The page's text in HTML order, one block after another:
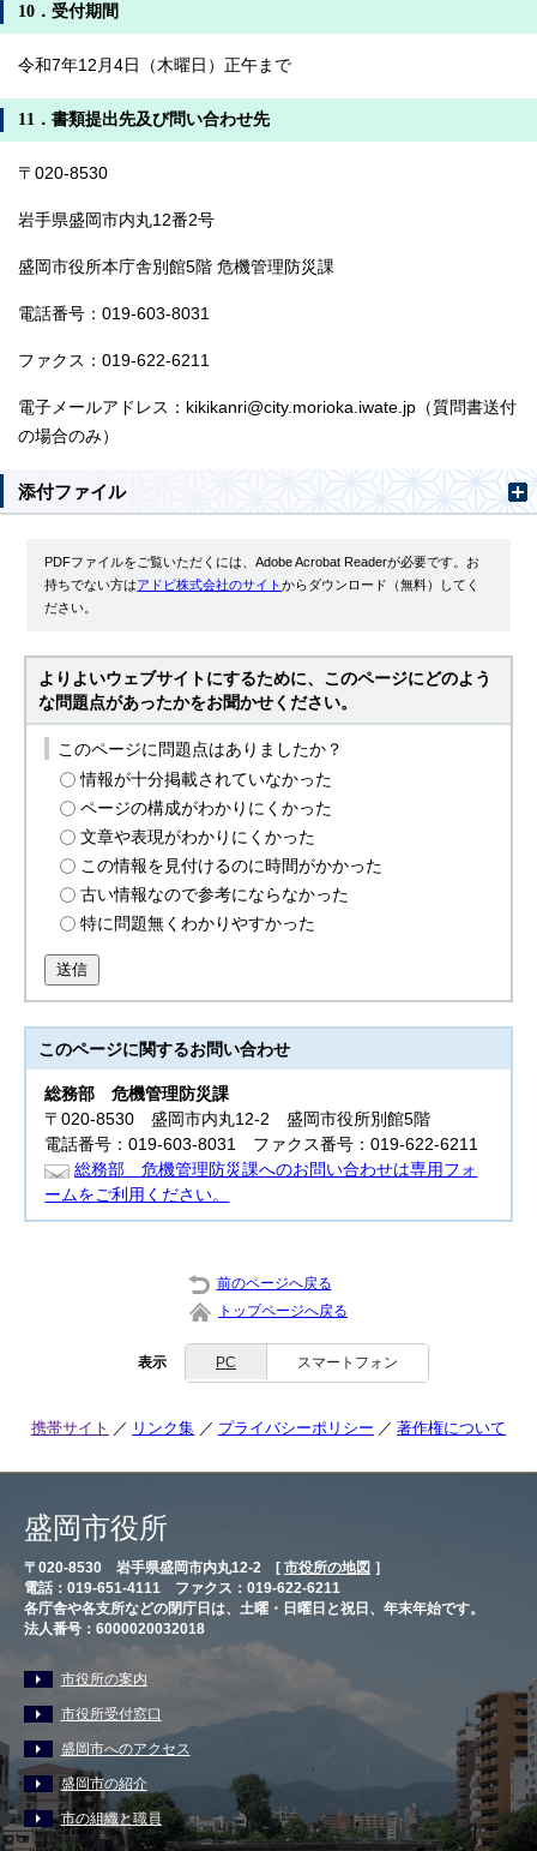
10．受付期間
令和7年12月4日（木曜日）正午まで
11．書類提出先及び問い合わせ先
〒020-8530
岩手県盛岡市内丸12番2号
盛岡市役所本庁舎別館5階 危機管理防災課
電話番号：019-603-8031
ファクス：019-622-6211
電子メールアドレス：kikikanri@city.morioka.iwate.jp（質問書送付
の場合のみ）
添付ファイル
PDFファイルをご覧いただくには、Adobe Acrobat Readerが必要です。お
持ちでない方はアドビ株式会社のサイトからダウンロード（無料）してく
ださい。
よりよいウェブサイトにするために、このページにどのよう
な問題点があったかをお聞かせください。
このページに問題点はありましたか？
情報が十分掲載されていなかった
ページの構成がわかりにくかった
文章や表現がわかりにくかった
この情報を見付けるのに時間がかかった
古い情報なので参考にならなかった
特に問題無くわかりやすかった
送信
このページに関するお問い合わせ
総務部危機管理防災課
〒020-8530 盛岡市内丸12-2 盛岡市役所別館5階
電話番号：019-603-8031 ファクス番号：019-622-6211
総務部 危機管理防災課へのお問い合わせは専用フォ
ームをご利用ください。
前のページへ戻る
トップページへ戻る
表示 PC スマートフォン
携帯サイト リンク集 プライバシーポリシー 著作権について
盛岡市役所
〒020-8530 岩手県盛岡市内丸12-2 [ 市役所の地図 ］
電話：019-651-4111 ファクス：019-622-6211
各庁舎や各支所などの閉庁日は、土曜・日曜日と祝日、年末年始です。
法人番号：6000020032018
市役所の案内
市役所受付窓口
盛岡市へのアクセス
盛岡市の紹介
市の組織と職員